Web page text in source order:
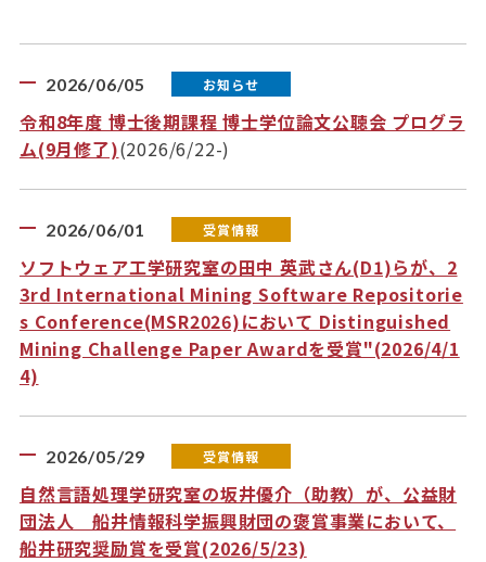
2026/06/05 お知らせ
令和8年度 博士後期課程 博士学位論文公聴会 プログラ
ム(9月修了)(2026/6/22-)
2026/06/01 受賞情報
ソフトウェア工学研究室の田中 英武さん(D1)らが、2
3rd International Mining Software Repositorie
s Conference(MSR2026)において Distinguished
Mining Challenge Paper Awardを受賞"(2026/4/1
4)
2026/05/29 受賞情報
自然言語処理学研究室の坂井優介（助教）が、公益財
団法人 船井情報科学振興財団の褒賞事業において、
船井研究奨励賞を受賞(2026/5/23)